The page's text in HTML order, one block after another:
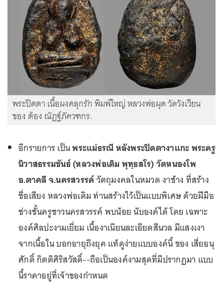
พระปิดตา เนื้อผงคลุกรัก พิมพ์ใหญ่ หลวงพ่อผุด วัดวังเวียน
ของ ต้อง ณัฎฐ์ภัควฑกร.
อีกรายการ เป็นพระแม่ธรณี หลังพระปิดตางาแกะ พระครู
นิวาสธรรมขันธ์ (หลวงพ่อเดิม พุทฺธสโร) วัดหนองโพ
อ.ตาคลี จ.นครสวรรค์วัตถุมงคลในหมวด งาช้าง ที่สร้าง
ชื่อเสียง หลวงพ่อเดิม ท่านสร้างไว้เป็นแบบพิเศษ ด้วยฝีมือ
ช่างชั้นครูชาวนครสวรรค์ พบน้อย นับองค์ได้ โดย เฉพาะ
องค์ศิลปะงามเยี่ยม เนื้องาเนียนละเอียดสีนวล มีแสงเงา
จากเนื้อใน บอกอายุถึงยุค แท้ดูง่ายแบบองค์นี้ ของ เสี่ยอนุ
ศักดิ์ กิตติศิริสวัสดิ์--ถือเป็นองค์งามสุดที่มีปรากฏมา แบบ
นี้ราคาอยู่ที่เจ้าของกำหนด